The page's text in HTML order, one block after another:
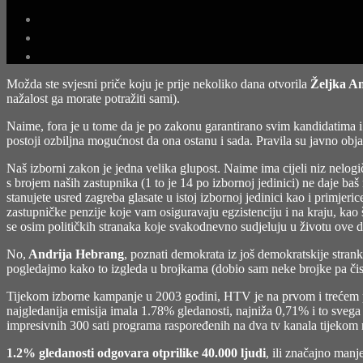
Možda ste svjesni priče koju je prije nekoliko dana otvorila Željka
nažalost ga morate potražiti sami).
Naime, fora je u tome da je po zakonu garantirano svim
postoji ozbiljna mogućnost da ona ostanu i sada. Pravila su javno
Naš izborni zakon je jedna velika glupost. Naime ima cijeli niz
s brojem naših zastupnika (1 to je 14 po izbornoj jedinici) ne daje
stanujete usred zagreba glasate u istoj izbornoj jedinici kao i
zastupničke penzije koje vam osiguravaju egzistenciju i na kraju,
se osim političkih stranaka koje svakodnevno sudjeluju u životu ove
No, Andrija Hebrang, poznati demokrata iz još demokratskije
pogledajmo kako to izgleda u brojkama (dobio sam neke brojke pa
Tijekom izborne kampanje u 2003 godini, HTV je na prvom i trećem
najgledanija emisija imala 1.78% gledanosti, najniža 0,71% i to
impresivnih 300 sati programa raspoređenih na dva tv kanala
1.2% gledanosti odgovara otprilike 40.000 ljudi, ili značajno